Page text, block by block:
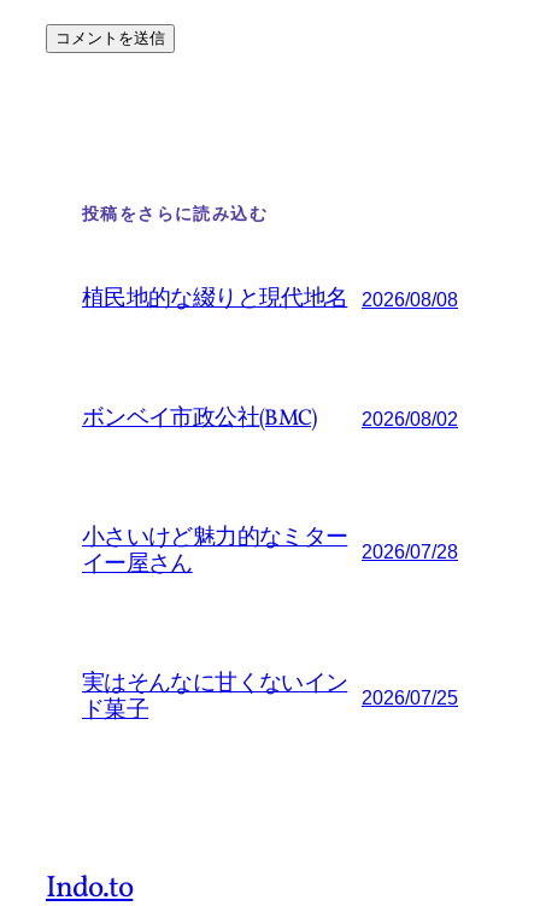
投稿をさらに読み込む
植民地的な綴りと現代地名 2026/08/08
ボンベイ市政公社(BMC) 2026/08/02
小さいけど魅力的なミター
イー屋さん
2026/07/28
実はそんなに甘くないイン
ド菓子
2026/07/25
Indo.to